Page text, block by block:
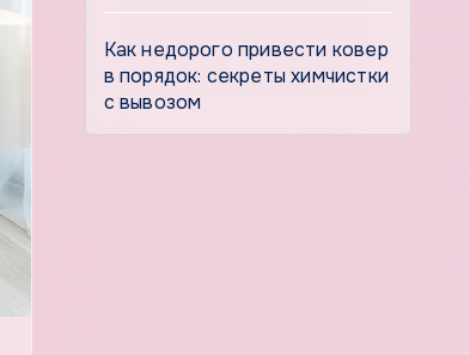
Как недорого привести ковер
в порядок: секреты химчистки
с вывозом